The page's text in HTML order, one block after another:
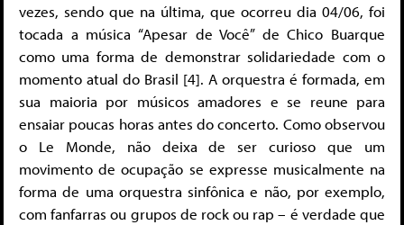
vezes, sendo que na última, que ocorreu dia 04/06, foi
tocada a música “Apesar de Você” de Chico Buarque
como uma forma de demonstrar solidariedade com o
momento atual do Brasil [4]. A orquestra é formada, em
sua maioria por músicos amadores e se reune para
ensaiar poucas horas antes do concerto. Como observou
o Le Monde, não deixa de ser curioso que um
movimento de ocupação se expresse musicalmente na
forma de uma orquestra sinfônica e não, por exemplo,
com fanfarras ou grupos de rock ou rap – é verdade que